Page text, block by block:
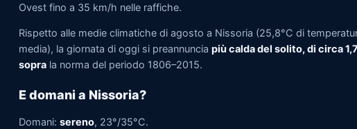
Ovest fino a 35 km/h nelle raffiche.
Rispetto alle medie climatiche di agosto a Nissoria (25,8°C di
media), la giornata di oggi si preannuncia più calda del solito, di circa
sopra la norma del periodo 1806–2015.
E domani a Nissoria?
Domani: sereno, 23°/35°C.